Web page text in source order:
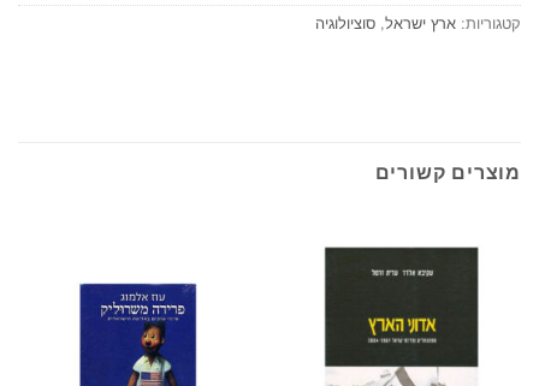
קטגוריות: ארץ ישראל, סוציולוגיה
מוצרים קשורים